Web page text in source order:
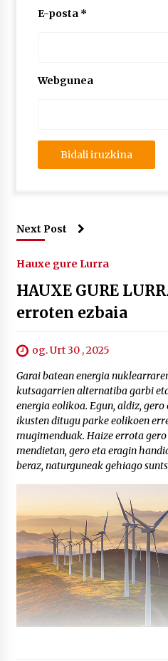
E-posta *
Webgunea
Next Post
Hauxe gure Lurra
HAUXE GURE
erroten ezbaia
og. Urt 30 , 2025
Garai batean energia
kutsagarrien alternatiba garbi
energia eolikoa. Egun, aldiz,
ikusten ditugu parke eolikoen
mugimenduak. Haize errota
mendietan, gero eta eragin
beraz, naturguneak gehiago